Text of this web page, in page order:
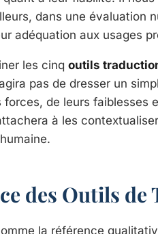
dans une évaluation
adéquation aux usages
les cinq outils
pas de dresser un
de leurs faiblesses
à les
des Outils
la référence